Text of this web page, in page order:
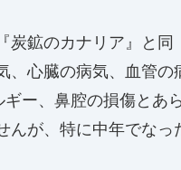
炭鉱のカナリア』と同
、心臓の病気、血管の
ー、鼻腔の損傷とあら
んが、特に中年でなっ